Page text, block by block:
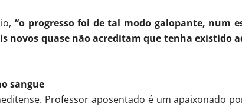
“o progresso foi de tal modo galopante, num
novos quase não acreditam que tenha existido
sangue
Professor aposentado é um apaixonado